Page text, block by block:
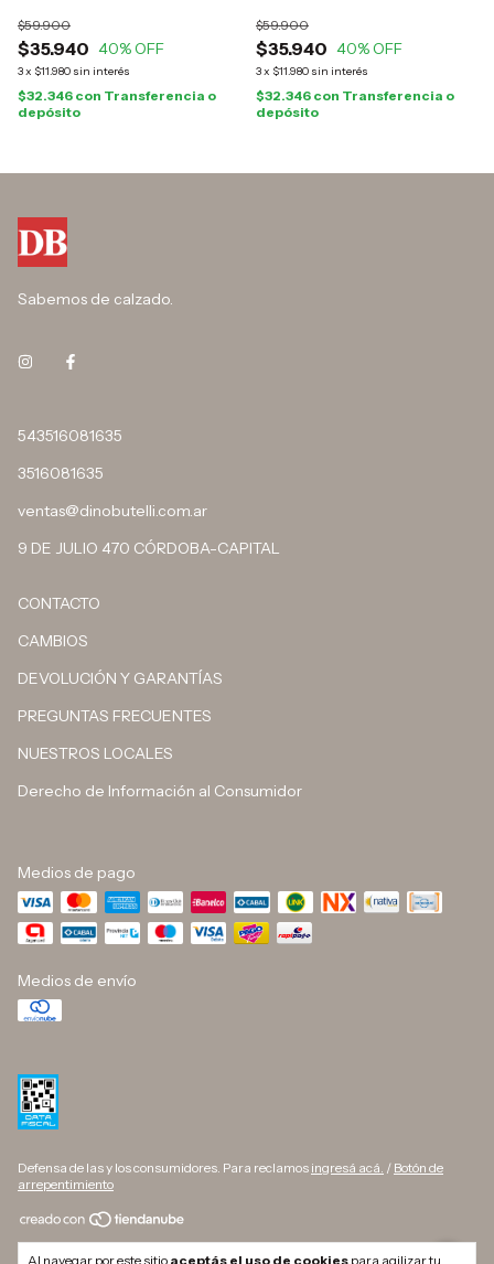
Al navegar por este sitio aceptás el uso de cookies para agilizar tu
$35.940
$59.900
40% OFF
3x $11.980 sin interés
$32.346 con Transferencia o
depósito
$35.940
$59.900
40% OFF
3x $11.980 sin interés
$32.346 con Transferencia o
depósito
Sabemos de calzado.
543516081635
3516081635
ventas@dinobutelli.com.ar
9 DE JULIO 470 CÓRDOBA-CAPITAL
CONTACTO
CAMBIOS
DEVOLUCIÓN Y GARANTÍAS
PREGUNTAS FRECUENTES
NUESTROS LOCALES
Derecho de Información al Consumidor
Medios de pago
Medios de envío
Defensa de las y los consumidores. Para reclamos ingresá acá. / Botón de
arrepentimiento
Copyright DINO BUTELLI - 33709627169 - 2026. Todos los derechos